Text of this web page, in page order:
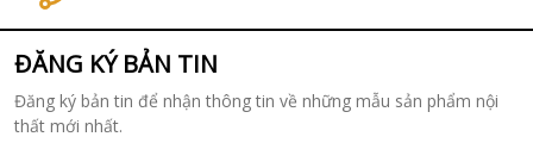
ĐĂNG KÝ BẢN TIN
Đăng ký bản tin để nhận thông tin về những mẫu sản phẩm nội
thất mới nhất.